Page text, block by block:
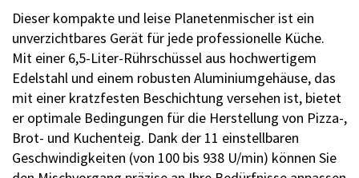
Dieser kompakte und leise Planetenmischer ist ein
unverzichtbares Gerät für jede professionelle Küche.
Mit einer 6,5-Liter-Rührschüssel aus hochwertigem
Edelstahl und einem robusten Aluminiumgehäuse, das
mit einer kratzfesten Beschichtung versehen ist, bietet
er optimale Bedingungen für die Herstellung von Pizza-,
Brot- und Kuchenteig. Dank der 11 einstellbaren
Geschwindigkeiten (von 100 bis 938 U/min) können Sie